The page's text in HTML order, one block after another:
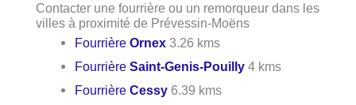
Contacter une fourrière ou un remorqueur dans les
villes à proximité de Prévessin-Moëns
FourrièreOrnex 3.26 kms
FourrièreSaint-Genis-Pouilly 4 kms
FourrièreCessy 6.39 kms